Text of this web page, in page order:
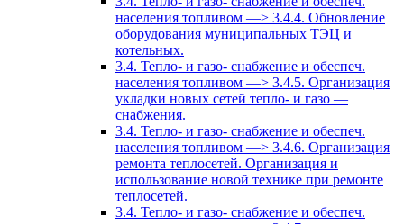
населения топливом —> 3.4.4. Обновление
оборудования муниципальных ТЭЦ и
котельных.
3.4. Тепло- и газо- снабжение и обеспеч.
населения топливом —> 3.4.5. Организация
укладки новых сетей тепло- и газо —
снабжения.
3.4. Тепло- и газо- снабжение и обеспеч.
населения топливом —> 3.4.6. Организация
ремонта теплосетей. Организация и
использование новой технике при ремонте
теплосетей.
3.4. Тепло- и газо- снабжение и обеспеч.